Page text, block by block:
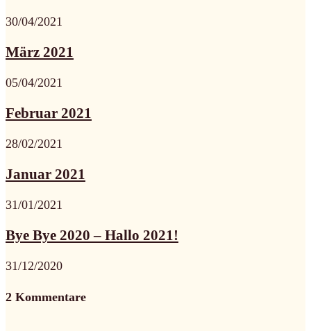
30/04/2021
März 2021
05/04/2021
Februar 2021
28/02/2021
Januar 2021
31/01/2021
Bye Bye 2020 – Hallo 2021!
31/12/2020
2 Kommentare